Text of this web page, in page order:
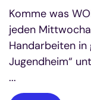
Komme was
jeden
Handarbeiten in
Jugendheim“
...